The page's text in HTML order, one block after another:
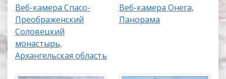
Веб-камера Спасо-
Преображенский
Соловецкий
монастырь,
Архангельская область
Веб-камера Онега,
Панорама